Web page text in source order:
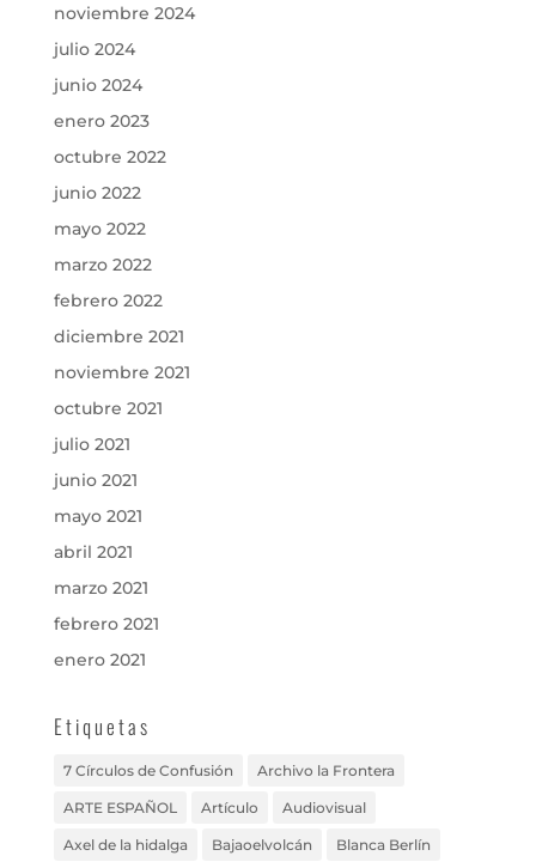
noviembre 2024
julio 2024
junio 2024
enero 2023
octubre 2022
junio 2022
mayo 2022
marzo 2022
febrero 2022
diciembre 2021
noviembre 2021
octubre 2021
julio 2021
junio 2021
mayo 2021
abril 2021
marzo 2021
febrero 2021
enero 2021
Etiquetas
7 Círculos de Confusión Archivo la Frontera
ARTE ESPAÑOL Artículo Audiovisual
Axel de la hidalga Bajaoelvolcán Blanca Berlín